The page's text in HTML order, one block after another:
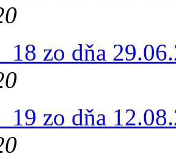
zo dňa
zo dňa